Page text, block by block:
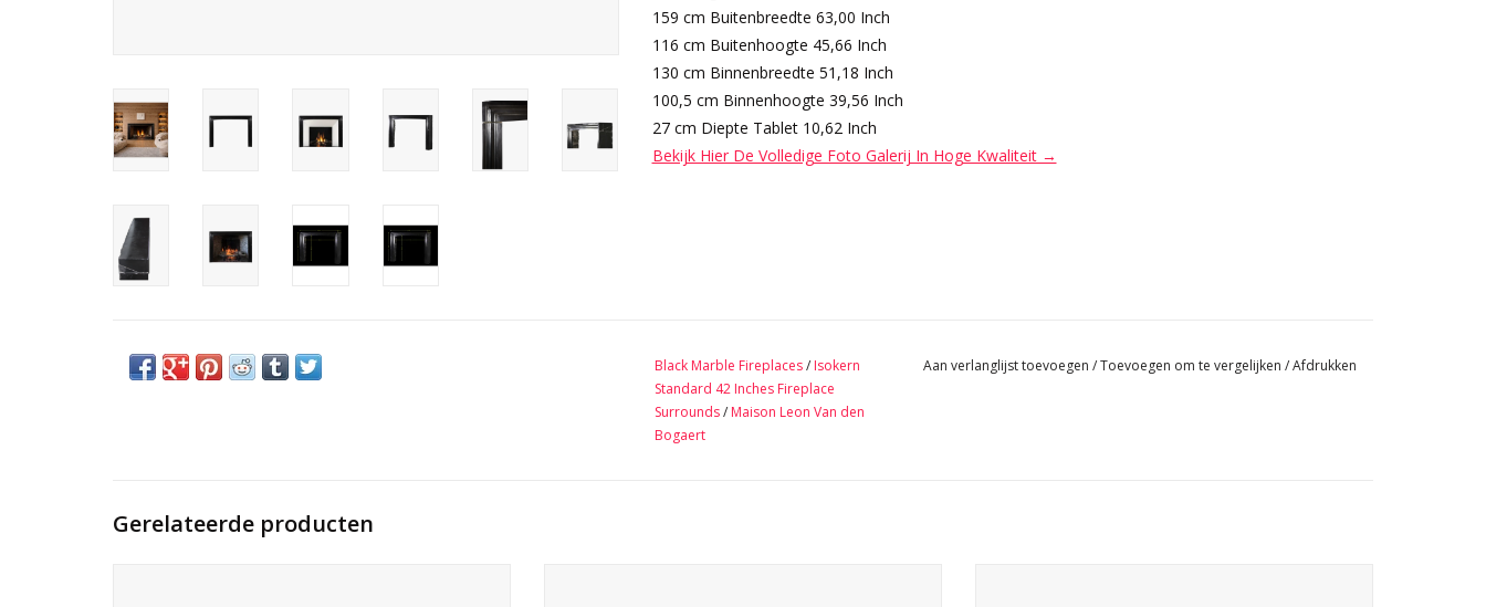
159 cm Buitenbreedte 63,00 Inch
116 cm Buitenhoogte 45,66 Inch
130 cm Binnenbreedte 51,18 Inch
100,5 cm Binnenhoogte 39,56 Inch
27 cm Diepte Tablet 10,62 Inch
Bekijk Hier De Volledige Foto Galerij In Hoge Kwaliteit →
Black Marble Fireplaces/ Isokern
Standard 42 Inches Fireplace
Surrounds/ Maison Leon Van den
Bogaert
Aan verlanglijst toevoegen /Toevoegen om te vergelijken /Afdrukken
Gerelateerde producten